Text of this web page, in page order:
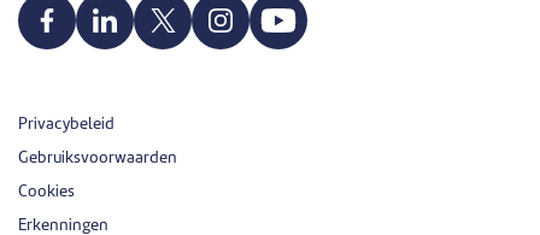
Privacybeleid
Gebruiksvoorwaarden
Cookies
Erkenningen